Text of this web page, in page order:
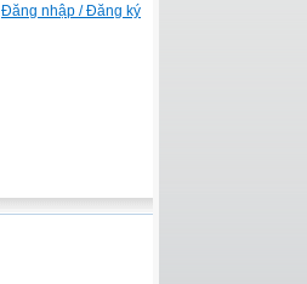
Đăng nhập / Đăng ký